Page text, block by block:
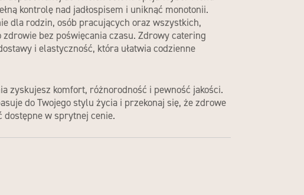
kontrolę nad jadłospisem i uniknąć monotonii.
dla rodzin, osób pracujących oraz wszystkich,
bez poświęcania czasu. Zdrowy catering
i elastyczność, która ułatwia codzienne
zyskujesz komfort, różnorodność i pewność jakości.
do Twojego stylu życia i przekonaj się, że zdrowe
dostępne w sprytnej cenie.